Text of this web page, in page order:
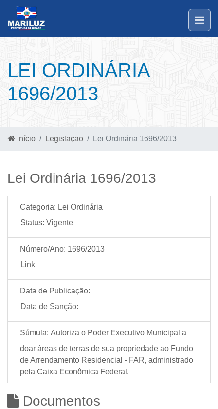
LEI ORDINÁRIA
1696/2013
Início Legislação Lei Ordinária 1696/2013
Lei Ordinária 1696/2013
Categoria: Lei Ordinária
Status: Vigente
Número/Ano: 1696/2013
Link:
Data de Publicação:
Data de Sanção:
Súmula: Autoriza o Poder Executivo Municipal a
doar áreas de terras de sua propriedade ao Fundo
de Arrendamento Residencial - FAR, administrado
pela Caixa Econômica Federal.
Documentos